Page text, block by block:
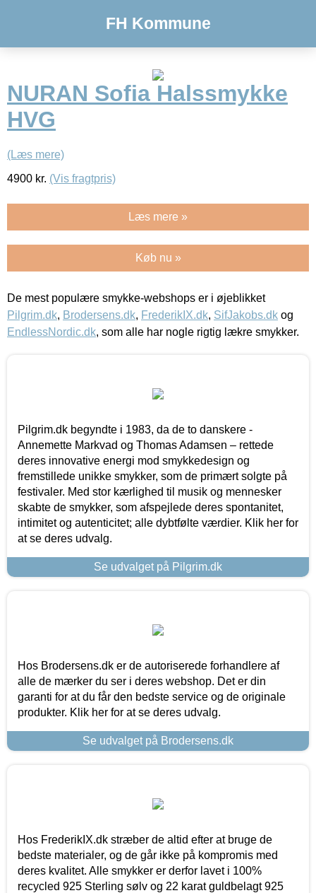
FH Kommune
NURAN Sofia Halssmykke
HVG
(Læs mere)
4900 kr. (Vis fragtpris)
Læs mere »
Køb nu »
De mest populære smykke-webshops er i øjeblikket
Pilgrim.dk, Brodersens.dk, FrederikIX.dk, SifJakobs.dk og
EndlessNordic.dk, som alle har nogle rigtig lækre smykker.
Pilgrim.dk begyndte i 1983, da de to danskere -
Annemette Markvad og Thomas Adamsen – rettede
deres innovative energi mod smykkedesign og
fremstillede unikke smykker, som de primært solgte på
festivaler. Med stor kærlighed til musik og mennesker
skabte de smykker, som afspejlede deres spontanitet,
intimitet og autenticitet; alle dybtfølte værdier. Klik her for
at se deres udvalg.
Se udvalget på Pilgrim.dk
Hos Brodersens.dk er de autoriserede forhandlere af
alle de mærker du ser i deres webshop. Det er din
garanti for at du får den bedste service og de originale
produkter. Klik her for at se deres udvalg.
Se udvalget på Brodersens.dk
Hos FrederikIX.dk stræber de altid efter at bruge de
bedste materialer, og de går ikke på kompromis med
deres kvalitet. Alle smykker er derfor lavet i 100%
recycled 925 Sterling sølv og 22 karat guldbelagt 925